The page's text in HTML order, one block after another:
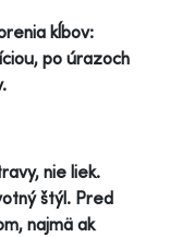
kĺbov:
po úrazoch
nie liek.
štýl. Pred
najmä ak